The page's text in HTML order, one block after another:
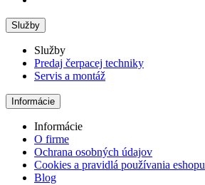
Služby
Služby
Predaj čerpacej techniky
Servis a montáž
Informácie
Informácie
O firme
Ochrana osobných údajov
Cookies a pravidlá používania eshopu
Blog